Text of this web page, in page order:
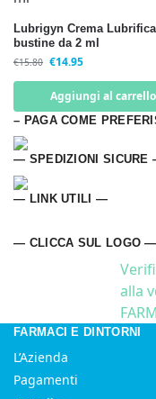
Lubrigyn Crema
bustine da 2 ml
€15.80 €14.95
Aggiungi al carrello
– PAGA COME
— SPEDIZIONI SICURE
— LINK UTILI —
— CLICCA SUL LOGO —
alla
FARMACI E DINTORNI
L’Azienda
Pagamenti